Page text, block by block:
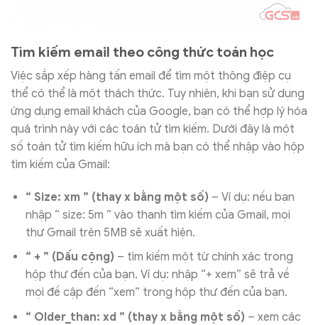
Tìm kiếm email theo công thức toán học
Việc sắp xếp hàng tấn email để tìm một thông điệp cụ
thể có thể là một thách thức. Tuy nhiên, khi bạn sử dụng
ứng dụng email khách của Google, bạn có thể hợp lý hóa
quá trình này với các toán tử tìm kiếm. Dưới đây là một
số toán tử tìm kiếm hữu ích mà bạn có thể nhập vào hộp
tìm kiếm của Gmail:
“ Size: xm ” (thay x bằng một số) – Ví dụ: nếu bạn
nhập “ size: 5m ” vào thanh tìm kiếm của Gmail, mọi
thư Gmail trên 5MB sẽ xuất hiện.
“ + ” (Dấu cộng) – tìm kiếm một từ chính xác trong
hộp thư đến của bạn. Ví dụ: nhập “+ xem” sẽ trả về
mọi đề cập đến “xem” trong hộp thư đến của bạn.
“ Older_than: xd ” (thay x bằng một số) – xem các